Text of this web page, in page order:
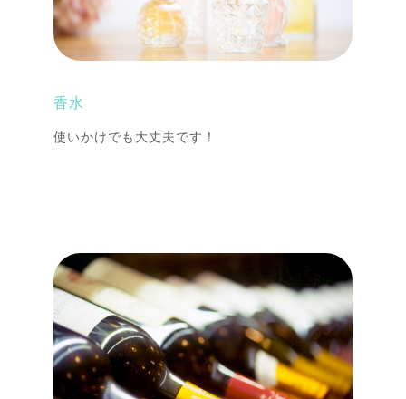
香水
使いかけでも大丈夫です！